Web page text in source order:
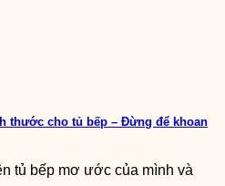
thước cho tủ bếp – Đừng để khoan
tủ bếp mơ ước của mình và